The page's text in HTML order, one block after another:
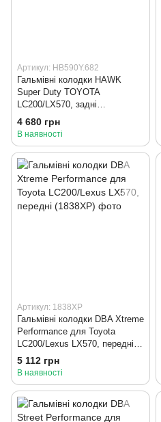
Артикул: HB590Y.682
Гальмівні колодки HAWK
Super Duty TOYOTA
LC200/LX570, задні
(HB590Y.682)
4 680 грн
В наявності
Артикул: 1838XP
Гальмівні колодки DBA Xtreme
Performance для Toyota
LC200/Lexus LX570, передні
(1838XP)
5 112 грн
В наявності